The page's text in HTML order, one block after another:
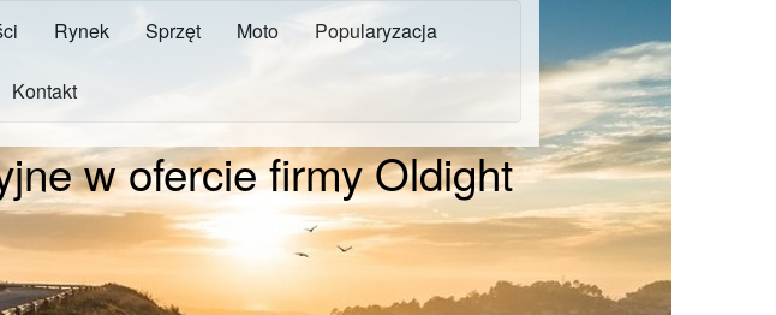
Rynek Sprzęt Moto Popularyzacja
Kontakt
w ofercie firmy Oldight